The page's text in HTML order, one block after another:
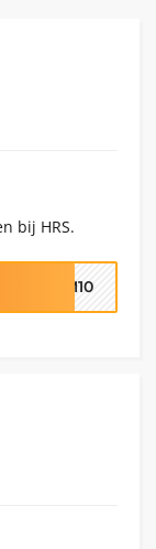
bij HRS.
OM10